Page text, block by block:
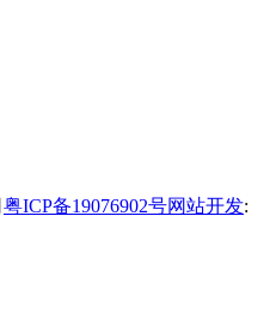
粤ICP备19076902号网站开发: